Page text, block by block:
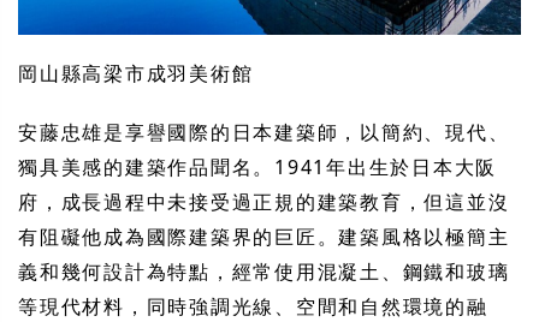
岡山縣高梁市成羽美術館
安藤忠雄是享譽國際的日本建築師，以簡約、現代、
獨具美感的建築作品聞名。1941年出生於日本大阪
府，成長過程中未接受過正規的建築教育，但這並沒
有阻礙他成為國際建築界的巨匠。建築風格以極簡主
義和幾何設計為特點，經常使用混凝土、鋼鐵和玻璃
等現代材料，同時強調光線、空間和自然環境的融